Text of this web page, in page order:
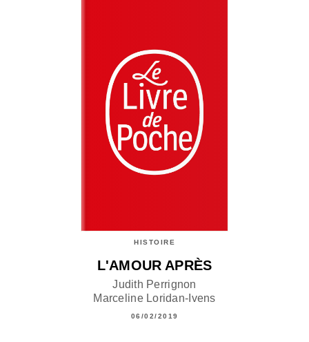
HISTOIRE
L'AMOUR APRÈS
Judith Perrignon
Marceline Loridan-Ivens
06/02/2019